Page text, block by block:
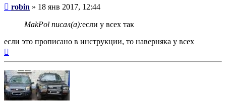
Сообщение
robin » 18 янв 2017, 12:44
MakPol писал(а):если у всех так
если это прописано в инструкции, то наверняка у всех